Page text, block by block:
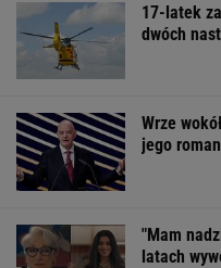
17-latek
dwóch
Wrze
jego
"Mam
latach